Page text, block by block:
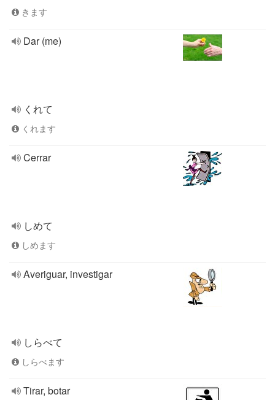
きます
Dar (me)
くれて
くれます
Cerrar
しめて
しめます
Averiguar, investigar
しらべて
しらべます
Tirar, botar